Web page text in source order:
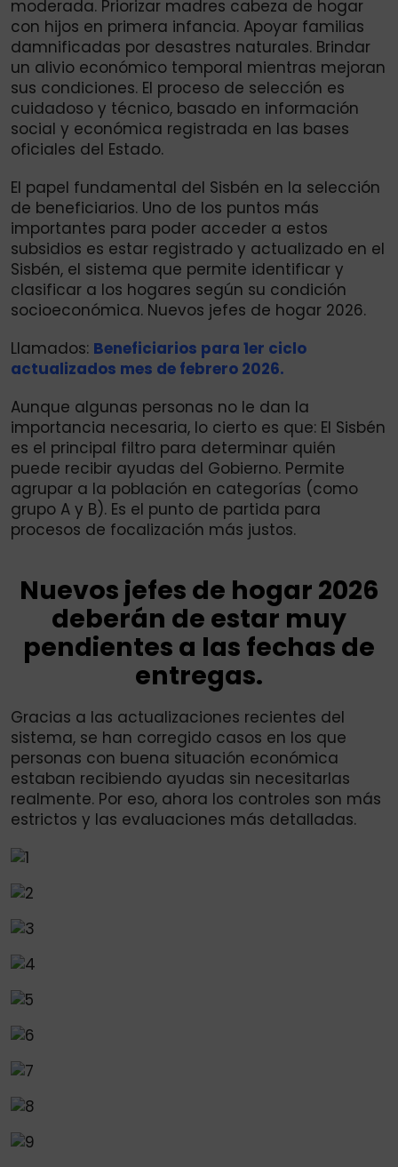
moderada. Priorizar madres cabeza de hogar
con hijos en primera infancia. Apoyar familias
damnificadas por desastres naturales. Brindar
un alivio económico temporal mientras mejoran
sus condiciones. El proceso de selección es
cuidadoso y técnico, basado en información
social y económica registrada en las bases
oficiales del Estado.
El papel fundamental del Sisbén en la selección
de beneficiarios. Uno de los puntos más
importantes para poder acceder a estos
subsidios es estar registrado y actualizado en el
Sisbén, el sistema que permite identificar y
clasificar a los hogares según su condición
socioeconómica. Nuevos jefes de hogar 2026.
Llamados: Beneficiarios para 1er ciclo
actualizados mes de febrero 2026.
Aunque algunas personas no le dan la
importancia necesaria, lo cierto es que: El Sisbén
es el principal filtro para determinar quién
puede recibir ayudas del Gobierno. Permite
agrupar a la población en categorías (como
grupo A y B). Es el punto de partida para
procesos de focalización más justos.
Nuevos jefes de hogar 2026
deberán de estar muy
pendientes a las fechas de
entregas.
Gracias a las actualizaciones recientes del
sistema, se han corregido casos en los que
personas con buena situación económica
estaban recibiendo ayudas sin necesitarlas
realmente. Por eso, ahora los controles son más
estrictos y las evaluaciones más detalladas.